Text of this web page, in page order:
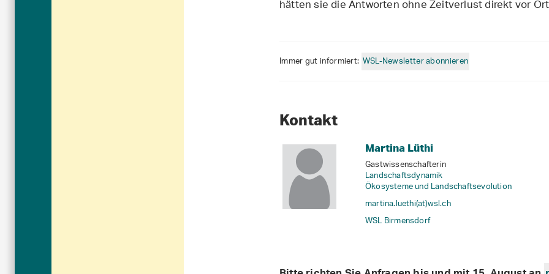
hätten sie die Antworten ohne Zeitverlust direkt vor
Immer gut informiert: WSL-Newsletter abonnieren
Kontakt
Martina Lüthi
Gastwissenschafterin
Landschaftsdynamik
Ökosysteme und Landschaftsevolution
martina.luethi(at)wsl.ch
WSL Birmensdorf